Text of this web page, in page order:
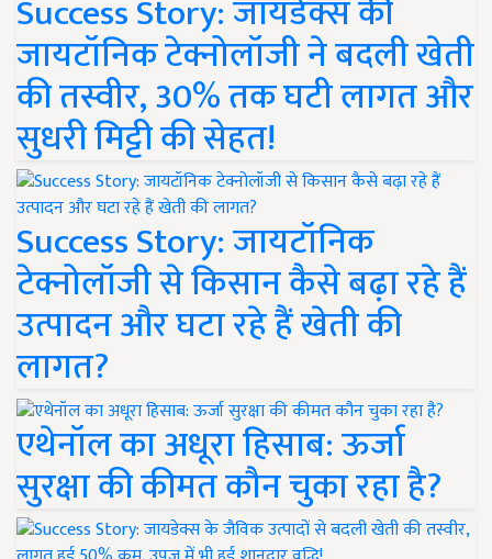
Success Story: जायडेक्स की
जायटॉनिक टेक्नोलॉजी ने बदली खेती
की तस्वीर, 30% तक घटी लागत और
सुधरी मिट्टी की सेहत!
Success Story: जायटॉनिक
टेक्नोलॉजी से किसान कैसे बढ़ा रहे हैं
उत्पादन और घटा रहे हैं खेती की
लागत?
एथेनॉल का अधूरा हिसाब: ऊर्जा
सुरक्षा की कीमत कौन चुका रहा है?